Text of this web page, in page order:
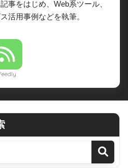
事をはじめ、Web系ツール、
活用事例などを執筆。